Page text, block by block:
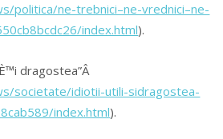
politica/ne-trebnici–ne-vrednici–ne-
index.html).
dragostea”Â
societate/idiotii-utili-sidragostea-
index.html).